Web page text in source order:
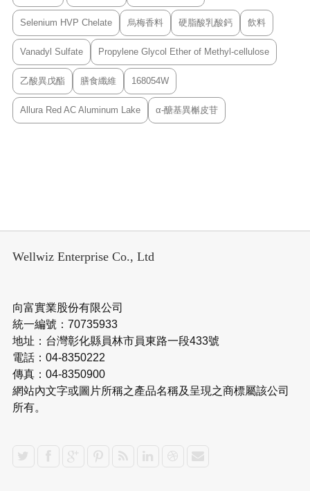
Selenium HVP Chelate 烏梅香料 硬脂酸乳酸鈣 飲料
Vanadyl Sulfate Propylene Glycol Ether of Methyl-cellulose
乙酸異戊酯 膳食纖維 168054W
Allura Red AC Aluminum Lake α-醣基異槲皮苷
Wellwiz Enterprise Co., Ltd
向富實業股份有限公司
統一編號：70735933
地址：台灣彰化縣員林市員東路一段433號
電話：04-8350222
傳真：04-8350900
網站內文字或圖片所稱之產品名稱及呈現之商標屬該公司
所有。